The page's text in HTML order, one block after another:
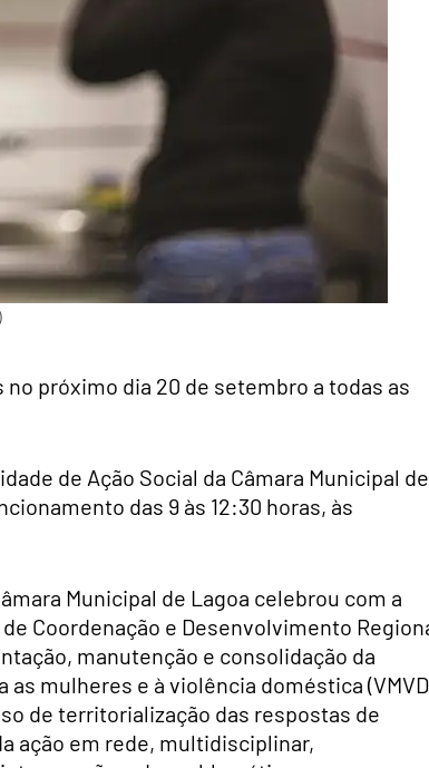
próximo dia 20 de setembro a todas as
de Ação Social da Câmara Municipal de
das 9 às 12:30 horas, às
Municipal de Lagoa celebrou com a
Coordenação e Desenvolvimento
manutenção e consolidação da
mulheres e à violência doméstica
de territorialização das respostas de
ação em rede, multidisciplinar,